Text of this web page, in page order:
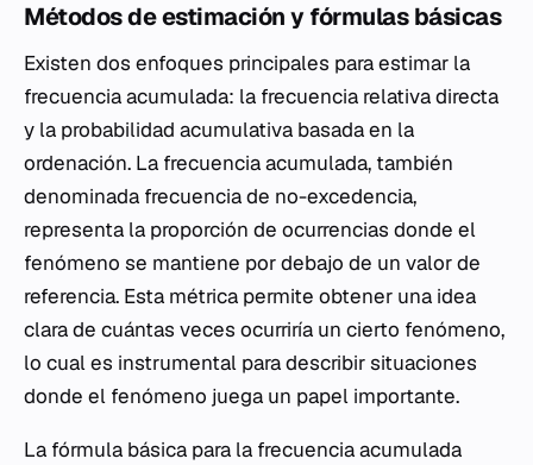
Métodos de estimación y fórmulas básicas
Existen dos enfoques principales para estimar la
frecuencia acumulada: la frecuencia relativa directa
y la probabilidad acumulativa basada en la
ordenación. La frecuencia acumulada, también
denominada frecuencia de no-excedencia,
representa la proporción de ocurrencias donde el
fenómeno se mantiene por debajo de un valor de
referencia. Esta métrica permite obtener una idea
clara de cuántas veces ocurriría un cierto fenómeno,
lo cual es instrumental para describir situaciones
donde el fenómeno juega un papel importante.
La fórmula básica para la frecuencia acumulada